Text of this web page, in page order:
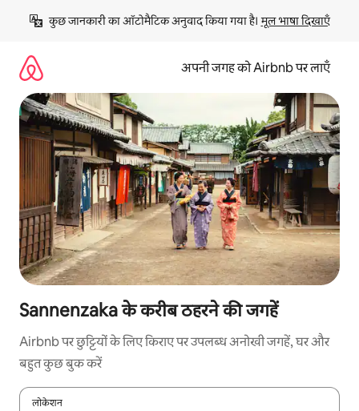
छोड़कर
कॉन्टेंट
कुछ जानकारी का ऑटोमैटिक अनुवाद किया गया है। मूल भाषा दिखाएँ
अपनी जगह को Airbnb पर लाएँ
Sannenzaka के करीब ठहरने की जगहें
Airbnb पर छुट्टियों के लिए किराए पर उपलब्ध अनोखी जगहें, घर और
बहुत कुछ बुक करें
लोकेशन